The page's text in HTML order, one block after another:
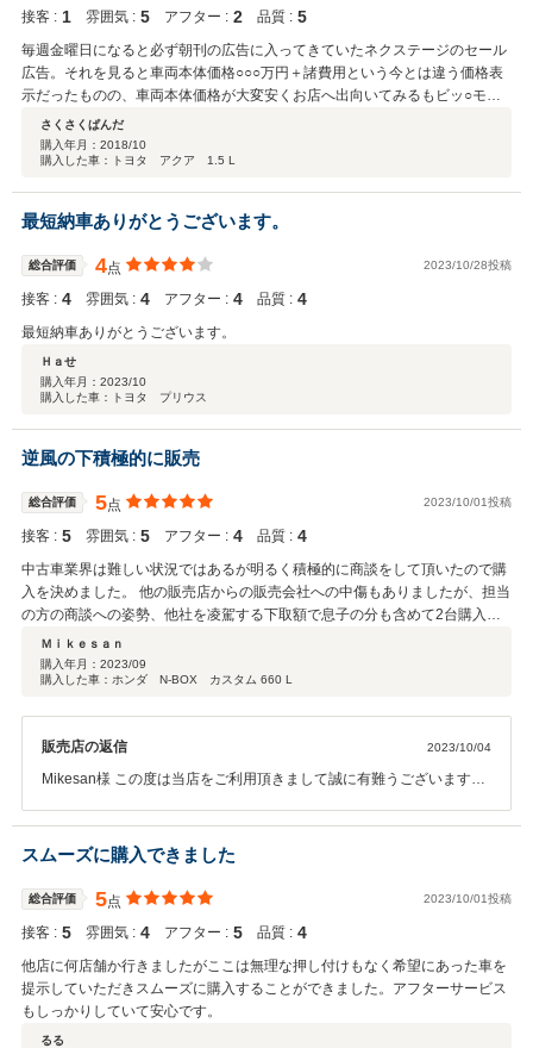
接客 : 1 雰囲気 : 5 アフター : 2 品質 : 5
毎週金曜日になると必ず朝刊の広告に入ってきていたネクステージのセール
広告。それを見ると車両本体価格○○○万円＋諸費用という今とは違う価格表
示だったものの、車両本体価格が大変安くお店へ出向いてみるもビッ○モー
ターの不祥事の時にも問題に上がったタイヤパンク保証やコーティングな
ど、自分は付けたくない高額のオプションを付けないと売れない！こっちも
商売にならない！と言われ一度は喧嘩して退店したものの、翌日コーティン
で見積もりしてもネクステージ価格で買うことはできなかったので渋々な気
持ちもあったが購入。 車に不具合等は一切なく今も乗り続けているが無理矢
理加入させられたオプションについては利用しようとしても条件がある、も
うそれは適用できない、等と言われやはり無駄金だったと残念な思いをし
た。つい先日、両親が車を買い換えるとの事で心配になり同伴したが相変わ
らずの営業内容、オマケに鬼のような営業電話に本当に呆れた。
さくさくぱんだ
購入年月： 2018/10
購入した車：トヨタ アクア 1.5 L
最短納車ありがとうございます。
総合評価 4点 2023/10/28投稿
接客 : 4 雰囲気 : 4 アフター : 4 品質 : 4
最短納車ありがとうございます。
Ｈａせ
購入年月： 2023/10
購入した車：トヨタ プリウス
逆風の下積極的に販売
総合評価 5点 2023/10/01投稿
接客 : 5 雰囲気 : 5 アフター : 4 品質 : 4
中古車業界は難しい状況ではあるが明るく積極的に商談をして頂いたので購
入を決めました。 他の販売店からの販売会社への中傷もありましたが、担当
の方の商談への姿勢、他社を凌駕する下取額で息子の分も含めて2台購入し
ました。
Ｍｉｋｅｓａｎ
購入年月： 2023/09
購入した車：ホンダ N-BOX カスタム 660 L
販売店の返信 2023/10/04
Mikesan様 この度は当店をご利用頂きまして誠に有難うございます。
お車の整備面でもご満足いただけるようにスタッフ一同努めて参りま
す。もしお気づきの点がありましたらお気軽にお申し付けくださいま
せ。 重ねてになりますが、この度は大変有難うございました。今後と
もどうぞ宜しくお願い致します！
スムーズに購入できました
総合評価 5点 2023/10/01投稿
接客 : 5 雰囲気 : 4 アフター : 5 品質 : 4
他店に何店舗か行きましたがここは無理な押し付けもなく希望にあった車を
提示していただきスムーズに購入することができました。アフターサービス
もしっかりしていて安心です。
るる